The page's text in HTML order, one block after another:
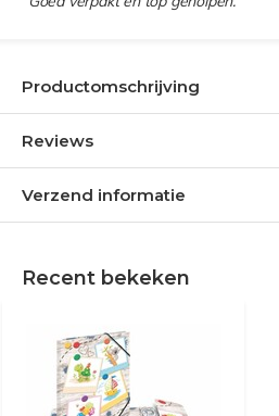
Productomschrijving
Reviews
Verzend informatie
Recent bekeken